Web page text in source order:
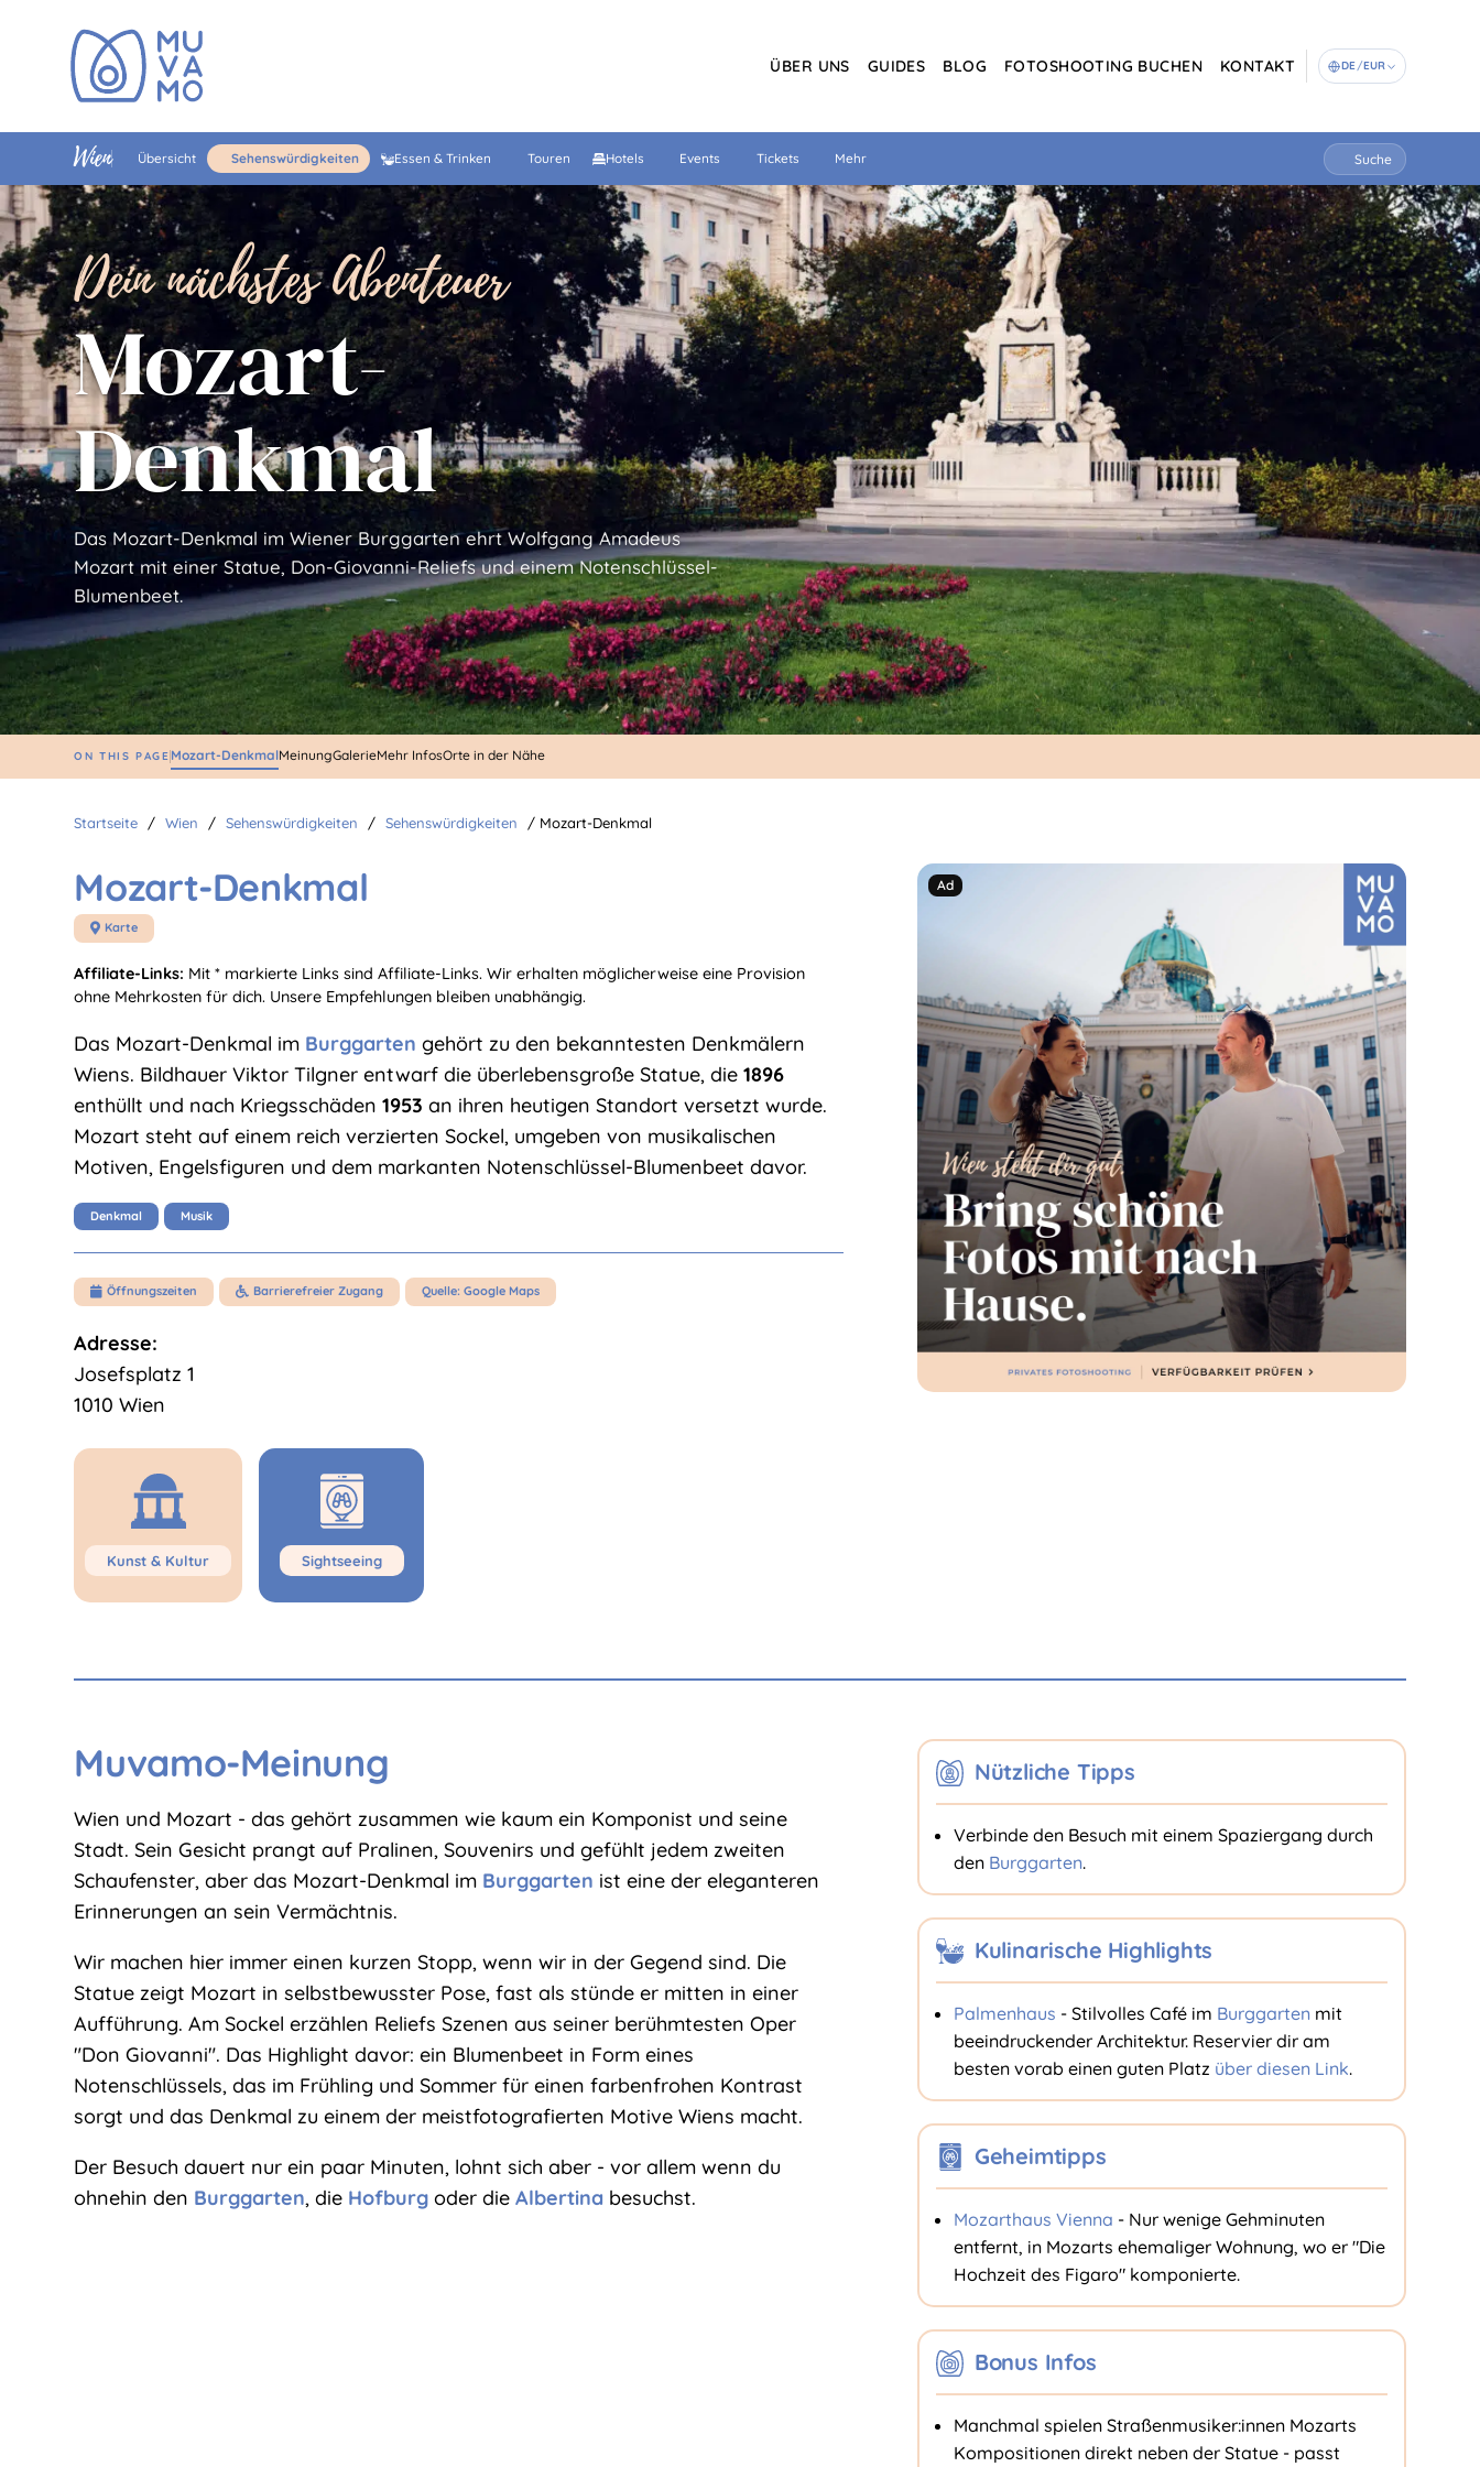
ÜBER UNS GUIDES BLOG FOTOSHOOTING BUCHEN KONTAKT DE/EUR
Wien Übersicht Sehenswürdigkeiten Essen & Trinken Touren Hotels Events Tickets Mehr Suche
Dein nächstes Abenteuer
Mozart-
Denkmal
Das Mozart-Denkmal im Wiener Burggarten ehrt Wolfgang Amadeus
Mozart mit einer Statue, Don-Giovanni-Reliefs und einem Notenschlüssel-
Blumenbeet.
ON THIS PAGE Mozart-DenkmalMeinungGalerieMehr InfosOrte in der Nähe
Startseite / Wien / Sehenswürdigkeiten / Sehenswürdigkeiten / Mozart-Denkmal
Mozart-Denkmal
 Karte
Affiliate-Links: Mit * markierte Links sind Affiliate-Links. Wir erhalten möglicherweise eine Provision
ohne Mehrkosten für dich. Unsere Empfehlungen bleiben unabhängig.
Das Mozart-Denkmal im Burggarten gehört zu den bekanntesten Denkmälern
Wiens. Bildhauer Viktor Tilgner entwarf die überlebensgroße Statue, die1896
enthüllt und nach Kriegsschäden1953 an ihren heutigen Standort versetzt wurde.
Mozart steht auf einem reich verzierten Sockel, umgeben von musikalischen
Motiven, Engelsfiguren und dem markanten Notenschlüssel-Blumenbeet davor.
Denkmal Musik
 Öffnungszeiten  Barrierefreier Zugang Quelle: Google Maps
Adresse:
Josefsplatz 1
1010 Wien
Kunst & Kultur Sightseeing
Muvamo-Meinung
Wien und Mozart - das gehört zusammen wie kaum ein Komponist und seine
Stadt. Sein Gesicht prangt auf Pralinen, Souvenirs und gefühlt jedem zweiten
Schaufenster, aber das Mozart-Denkmal im Burggarten ist eine der eleganteren
Erinnerungen an sein Vermächtnis.
Wir machen hier immer einen kurzen Stopp, wenn wir in der Gegend sind. Die
Statue zeigt Mozart in selbstbewusster Pose, fast als stünde er mitten in einer
Aufführung. Am Sockel erzählen Reliefs Szenen aus seiner berühmtesten Oper
"Don Giovanni". Das Highlight davor: ein Blumenbeet in Form eines
Notenschlüssels, das im Frühling und Sommer für einen farbenfrohen Kontrast
sorgt und das Denkmal zu einem der meistfotografierten Motive Wiens macht.
Der Besuch dauert nur ein paar Minuten, lohnt sich aber - vor allem wenn du
ohnehin den Burggarten, die Hofburg oder dieAlbertina besuchst.
Nützliche Tipps
Verbinde den Besuch mit einem Spaziergang durch
den Burggarten.
Kulinarische Highlights
Palmenhaus - Stilvolles Café im Burggartenmit
beeindruckender Architektur. Reservier dir am
besten vorab einen guten Platz über diesen Link.
Geheimtipps
Mozarthaus Vienna - Nur wenige Gehminuten
entfernt, in Mozarts ehemaliger Wohnung, wo er "Die
Hochzeit des Figaro" komponierte.
Bonus Infos
Manchmal spielen Straßenmusiker:innen Mozarts
Kompositionen direkt neben der Statue - passt